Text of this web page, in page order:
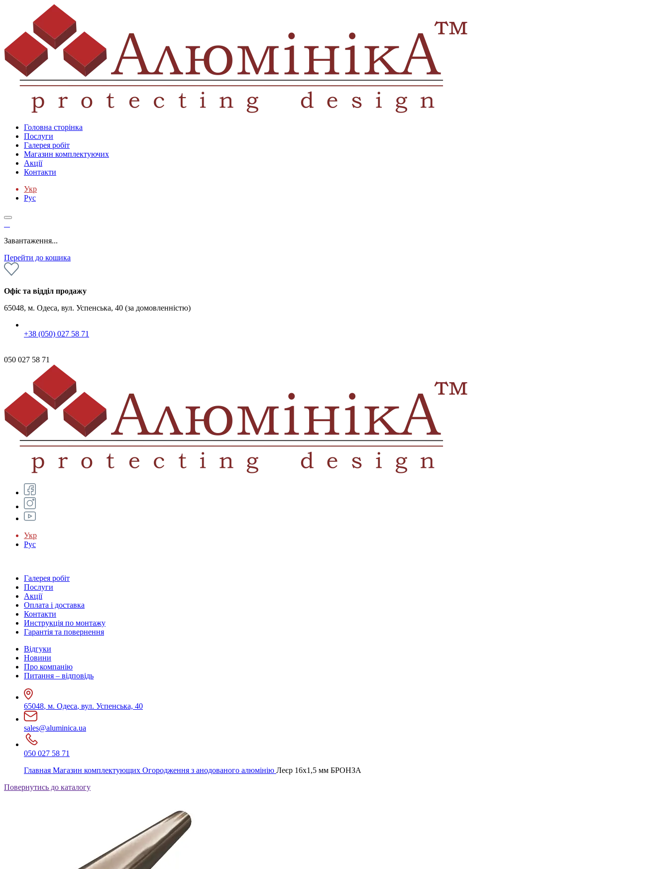
Головна сторінка
Послуги
Галерея робіт
Магазин комплектуючих
Акції
Контакти
Укр
Рус
Завантаження...
Перейти до кошика
Офіс та відділ продажу
65048, м. Одеса, вул. Успенська, 40 (за домовленністю)
+38 (050) 027 58 71
050 027 58 71
Укр
Рус
Галерея робіт
Послуги
Акції
Оплата і доставка
Контакти
Инструкція по монтажу
Гарантія та повернення
Відгуки
Новини
Про компанію
Питання – відповідь
65048, м. Одеса, вул. Успенська, 40
sales@aluminica.ua
050 027 58 71
Главная Магазин комплектующих Огородження з анодованого алюмінію Леєр 16х1,5 мм БРОНЗА
Повернутись до каталогу